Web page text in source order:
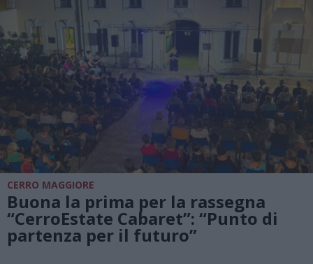
CERRO MAGGIORE
Buona la prima per la rassegna
“CerroEstate Cabaret”: “Punto di
partenza per il futuro”